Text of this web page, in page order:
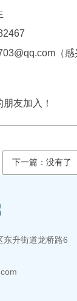
（
友加入！
下一篇：没有了
东升街道龙桥路6